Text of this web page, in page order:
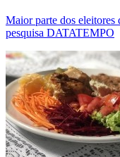
Maior parte dos eleitores
pesquisa DATATEMPO